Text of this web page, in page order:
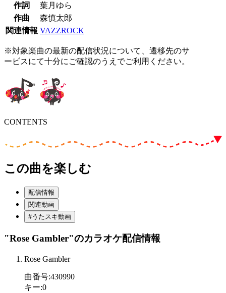
作詞
葉月ゆら
作曲
森慎太郎
関連情報 VAZZROCK
※対象楽曲の最新の配信状況について、遷移先のサ
ービスにて十分にご確認のうえでご利用ください。
CONTENTS
この曲を楽しむ
配信情報
関連動画
#うたスキ動画
"Rose Gambler"のカラオケ配信情報
Rose Gambler
曲番号:430990
キー:0